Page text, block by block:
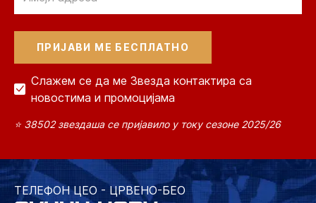
Слажем се да ме Звезда контактира са
новостима и промоцијама
⭐ 38502 звездаша се пријавило у току сезоне 2025/26
ТЕЛЕФОН ЦЕО - ЦРВЕНО-БЕО